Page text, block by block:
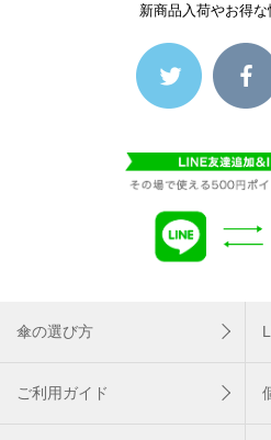
新商品入荷やお得な
傘の選び方
ご利用ガイド